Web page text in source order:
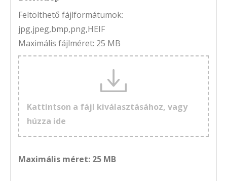
Feltölthető fájlformátumok:
jpg,jpeg,bmp,png,HEIF
Maximális fájlméret: 25 MB
Kattintson a fájl kiválasztásához, vagy
húzza ide
Maximális méret: 25 MB